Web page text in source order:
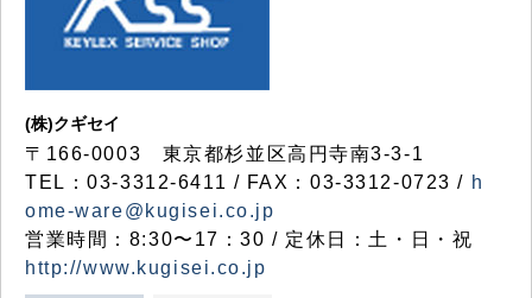
(株)クギセイ
〒166-0003 東京都杉並区高円寺南3-3-1
TEL：03-3312-6411 / FAX：03-3312-0723 / h
ome-ware@kugisei.co.jp
営業時間：8:30〜17：30 / 定休日：土・日・祝
http://www.kugisei.co.jp